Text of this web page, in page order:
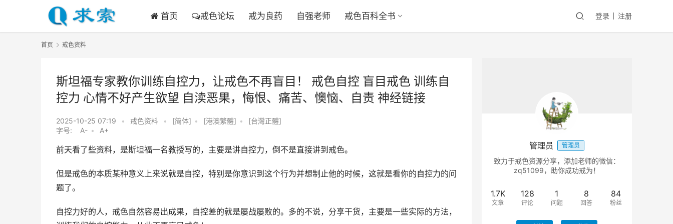
首页 戒色论坛 戒为良药 自强老师 戒色百科全书 登录 注册
首页 戒色资料
斯坦福专家教你训练自控力，让戒色不再盲目！ 戒色自控 盲目戒色 训练自
控力 心情不好产生欲望 自渎恶果，悔恨、痛苦、懊恼、自责 神经链接
2025-10-25 07:19 • 戒色资料 • [简体] • [港澳繁體] •
[台灣正體]
字号:
A- • A+
前天看了些资料，是斯坦福一名教授写的，主要是讲自控力，倒不是直接讲到戒色。
但是戒色的本质某种意义上来说就是自控，特别是你意识到这个行为并想制止他的时候，这就是看你的自控力的问
题了。
自控力好的人，戒色自然容易出成果，自控差的就是屡战屡败的。多的不说，分享干货，主要是一些实际的方法，
管理员 管理员
致力于戒色资源分享，添加老师的微信：
zq51099，助你成功戒为！
1.7K
文章
128
评论
1
问题
8
回答
84
粉丝